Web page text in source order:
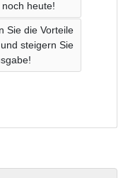
heute!
Sie die Vorteile
steigern Sie